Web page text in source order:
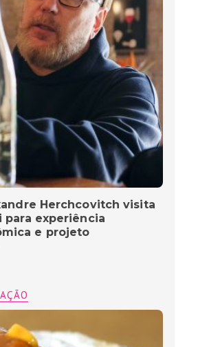
Herchcovitch visita
para experiência
e projeto